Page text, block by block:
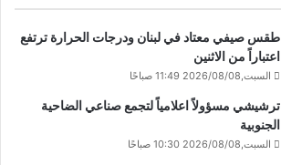
طقس صيفي معتاد في لبنان ودرجات الحرارة ترتفع
اعتباراً من الاثنين
السبت,2026/08/08 11:49 صباحًا
ترشيشي مسؤولاً اعلامياً لتجمع صناعي الضاحية
الجنوبية
السبت,2026/08/08 10:30 صباحًا